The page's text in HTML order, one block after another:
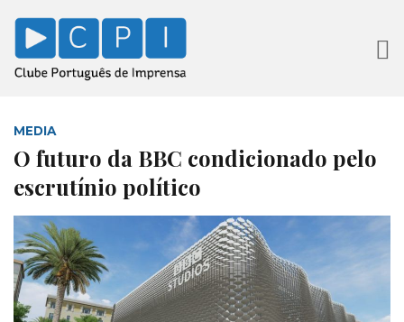
MEDIA
O futuro da BBC condicionado pelo
escrutínio político